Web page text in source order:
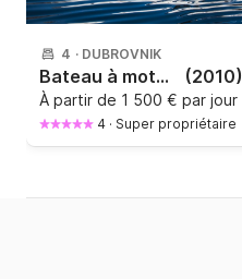
4 · DUBROVNIK
Bateau à moteur Azimut AZIMUT 43 FLY 960cv (2010)
À partir de 1 500 € par jour
4 · Super propriétaire